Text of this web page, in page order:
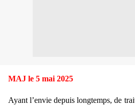
MAJ le 5 mai 2025
Ayant l’envie depuis longtemps, de